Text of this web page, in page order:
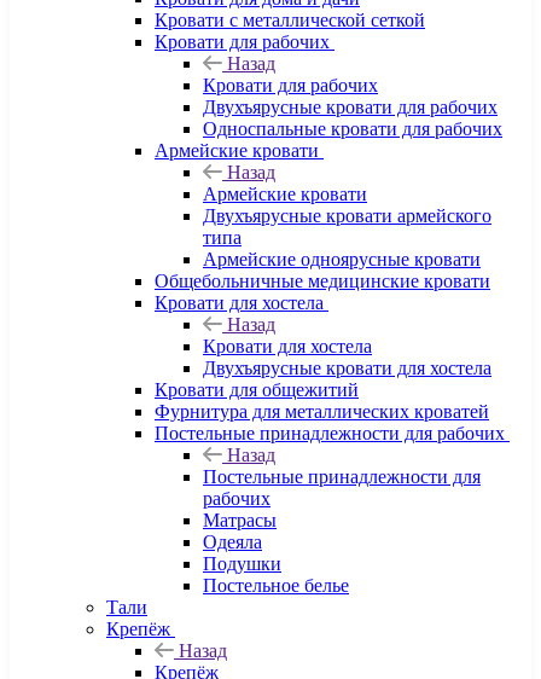
Кровати с металлической сеткой
Кровати для рабочих
Назад
Кровати для рабочих
Двухъярусные кровати для рабочих
Односпальные кровати для рабочих
Армейские кровати
Назад
Армейские кровати
Двухъярусные кровати армейского
типа
Армейские одноярусные кровати
Общебольничные медицинские кровати
Кровати для хостела
Назад
Кровати для хостела
Двухъярусные кровати для хостела
Кровати для общежитий
Фурнитура для металлических кроватей
Постельные принадлежности для рабочих
Назад
Постельные принадлежности для
рабочих
Матрасы
Одеяла
Подушки
Постельное белье
Тали
Крепёж
Назад
Крепёж